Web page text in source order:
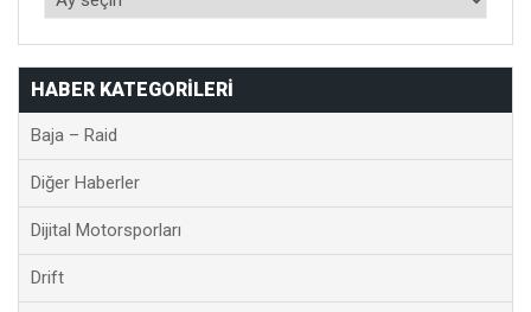
HABER KATEGORILERI
Baja – Raid
Diğer Haberler
Dijital Motorsporları
Drift